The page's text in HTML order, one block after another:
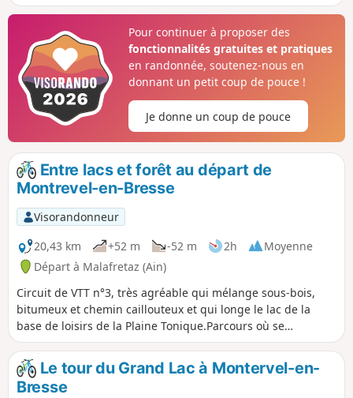
Pour continuer à proposer des
fonctionnalités gratuites et pratiques
en randonnée, soutenez-nous en
donnant un petit coup de pouce !
Je donne un coup de pouce
Entre lacs et forêt au départ de
Montrevel-en-Bresse
Visorandonneur
20,43 km
+52 m -52 m 2h
Moyenne
Départ à Malafretaz (Ain)
Circuit de VTT n°3, très agréable qui mélange sous-bois,
bitumeux et chemin caillouteux et qui longe le lac de la
base de loisirs de la Plaine Tonique.Parcours où se
mélangent le randonneur, le cycliste et le cavalier sur
certaines portions.
Le tour du Grand Lac à Montervel-en-
Bresse